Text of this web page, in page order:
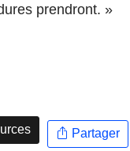
prendront. »
Partager